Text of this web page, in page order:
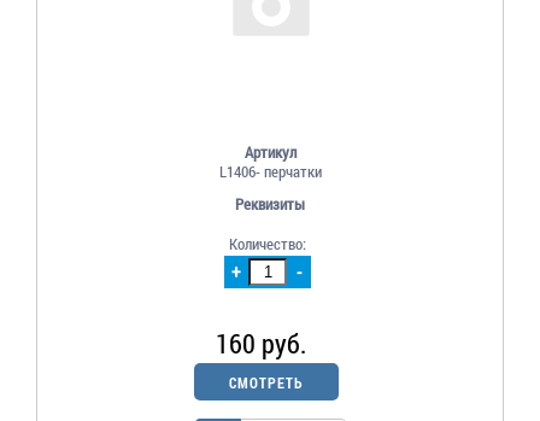
Артикул
L1406- перчатки
Реквизиты
+ -
Количество:
160 руб.
СМОТРЕТЬ